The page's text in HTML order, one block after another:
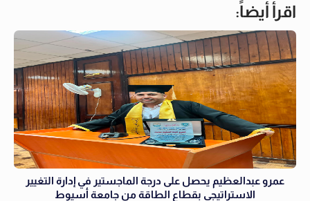
اقرأ أيضاً:
عمرو عبدالعظيم يحصل على درجة الماجستير في إدارة التغيير
الاستراتيجي بقطاع الطاقة من جامعة أسيوط